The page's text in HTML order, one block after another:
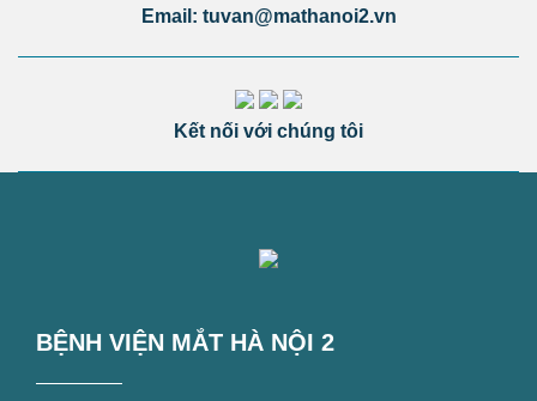
Email: tuvan@mathanoi2.vn
Kết nối với chúng tôi
BỆNH VIỆN MẮT HÀ NỘI 2